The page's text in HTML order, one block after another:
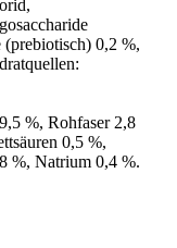
0,2 %,
%, Rohfaser 2,8
0,5 %,
%, Natrium 0,4 %.